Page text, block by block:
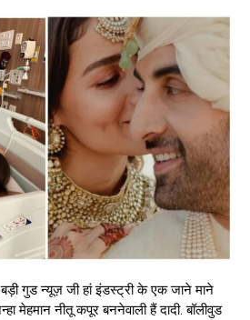
गुड न्यूज़ जी हां इंडस्ट्री के एक जाने माने
मेहमान नीतू कपूर बननेवाली हैं दादी. बॉलीवुड